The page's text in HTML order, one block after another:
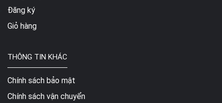
Đăng ký
Giỏ hàng
THÔNG TIN KHÁC
Chính sách bảo mật
Chính sách vận chuyển